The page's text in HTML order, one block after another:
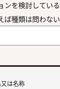
ンを検討している
ば種類は問わない
は名称